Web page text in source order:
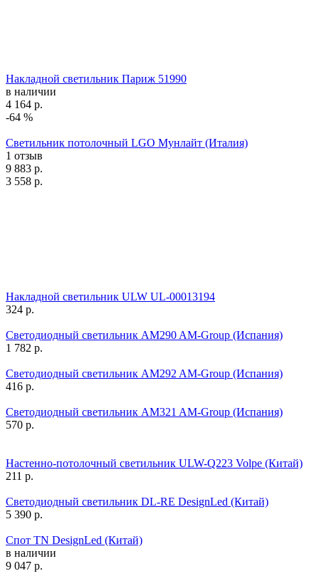
Накладной светильник Париж 51990
в наличии
4 164 р.
-64 %
Светильник потолочный LGO Мунлайт (Италия)
1 отзыв
9 883 р.
3 558 р.
Накладной светильник ULW UL-00013194
324 р.
Светодиодный светильник AM290 AM-Group (Испания)
1 782 р.
Светодиодный светильник AM292 AM-Group (Испания)
416 р.
Светодиодный светильник AM321 AM-Group (Испания)
570 р.
Настенно-потолочный светильник ULW-Q223 Volpe (Китай)
211 р.
Светодиодный светильник DL-RE DesignLed (Китай)
5 390 р.
Спот TN DesignLed (Китай)
в наличии
9 047 р.